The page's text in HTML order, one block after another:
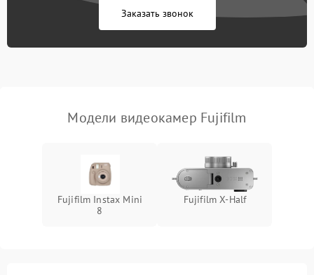
Не работает стабилизацияЗаказать звонок
Модели видеокамер Fujifilm
Fujifilm Instax Mini
8
Fujifilm X‑Half